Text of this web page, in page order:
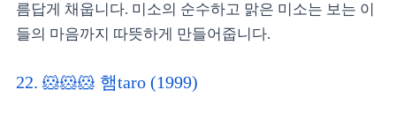
름답게 채웁니다. 미소의 순수하고 맑은 미소는 보는 이
들의 마음까지 따뜻하게 만들어줍니다.
22. 🐹🐹🐹 햄taro (1999)